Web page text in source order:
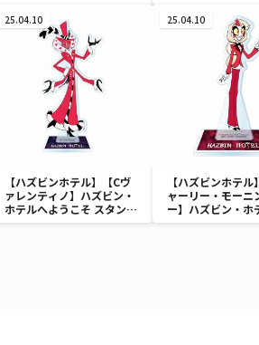
25.04.10
【ハズビンホテル】【Cヴ
ァレンティノ】ハズビン・
ホテルへようこそ スタンド
付きアクリルプレート
25.04.10
【ハズビンホテル
ャーリー・モーニ
ー】ハズビン・ホ
うこそ スタンド